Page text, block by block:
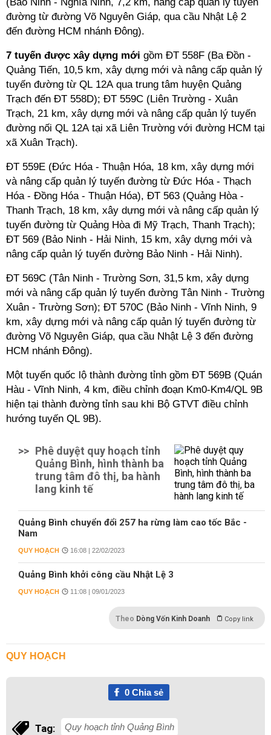
đường từ đường Võ Nguyên Giáp, qua cầu Nhật Lệ 2
đến đường HCM nhánh Đông).
7 tuyến được xây dựng mới gồm ĐT 558F (Ba Đồn -
Quảng Tiến, 10,5 km, xây dựng mới và nâng cấp quản lý
tuyến đường từ QL 12A qua trung tâm huyện Quảng
Trạch đến ĐT 558D); ĐT 559C (Liên Trường - Xuân
Trạch, 21 km, xây dựng mới và nâng cấp quản lý tuyến
đường nối QL 12A tại xã Liên Trường với đường HCM tại
xã Xuân Trạch).
ĐT 559E (Đức Hóa - Thuận Hóa, 18 km, xây dựng mới
và nâng cấp quản lý tuyến đường từ Đức Hóa - Thạch
Hóa - Đồng Hóa - Thuận Hóa), ĐT 563 (Quảng Hòa -
Thanh Trạch, 18 km, xây dựng mới và nâng cấp quản lý
tuyến đường từ Quảng Hòa đi Mỹ Trạch, Thanh Trạch);
ĐT 569 (Bảo Ninh - Hải Ninh, 15 km, xây dựng mới và
nâng cấp quản lý tuyến đường Bảo Ninh - Hải Ninh).
ĐT 569C (Tân Ninh - Trường Sơn, 31,5 km, xây dựng
mới và nâng cấp quản lý tuyến đường Tân Ninh - Trường
Xuân - Trường Sơn); ĐT 570C (Bảo Ninh - Vĩnh Ninh, 9
km, xây dựng mới và nâng cấp quản lý tuyến đường từ
đường Võ Nguyên Giáp, qua cầu Nhật Lệ 3 đến đường
HCM nhánh Đông).
Một tuyến quốc lộ thành đường tỉnh gồm ĐT 569B (Quán
Hàu - Vĩnh Ninh, 4 km, điều chỉnh đoạn Km0-Km4/QL 9B
hiện tại thành đường tỉnh sau khi Bộ GTVT điều chỉnh
hướng tuyến QL 9B).
>> Phê duyệt quy hoạch tỉnh
Quảng Bình, hình thành ba
trung tâm đô thị, ba hành
lang kinh tế
Quảng Bình chuyển đổi 257 ha rừng làm cao tốc Bắc -
Nam
QUY HOẠCH 16:08 | 22/02/2023
Quảng Bình khởi công cầu Nhật Lệ 3
QUY HOẠCH 11:08 | 09/01/2023
Theo Dòng Vốn Kinh Doanh Copy link
QUY HOẠCH
0Chia sẻ
Tag: Quy hoạch tỉnh Quảng Bình